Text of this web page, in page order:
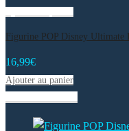
Figurine POP Disney Ultimate
16,99€
Ajouter au panier